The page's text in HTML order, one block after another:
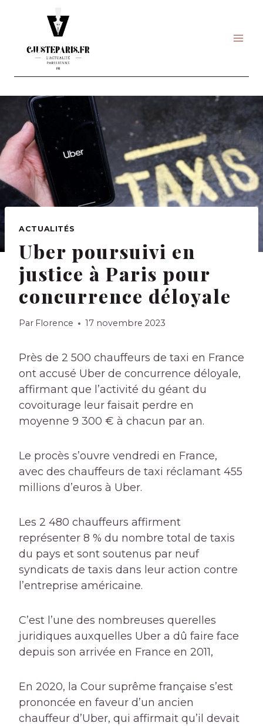
ACTUALITÉS
Uber poursuivi en
justice à Paris pour
concurrence déloyale
Par Florence 17 novembre 2023
Près de 2 500 chauffeurs de taxi en France
ont accusé Uber de concurrence déloyale,
affirmant que l’activité du géant du
covoiturage leur faisait perdre en
moyenne 9 300 € à chacun par an.
Le procès s’ouvre vendredi en France,
avec des chauffeurs de taxi réclamant 455
millions d’euros à Uber.
Les 2 480 chauffeurs affirment
représenter 8 % du nombre total de taxis
du pays et sont soutenus par neuf
syndicats de taxis dans leur action contre
l’entreprise américaine.
C’est l’une des nombreuses querelles
juridiques auxquelles Uber a dû faire face
depuis son arrivée en France en 2011,
En 2020, la Cour suprême française s’est
prononcée en faveur d’un ancien
chauffeur d’Uber, qui affirmait qu’il devait